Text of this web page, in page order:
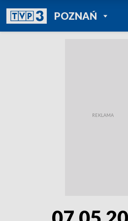
POZNAŃPOWRÓT DO
TVP REGIONY